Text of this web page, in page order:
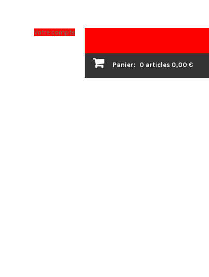
Panier: 0 articles 0,00 €
Votre compte